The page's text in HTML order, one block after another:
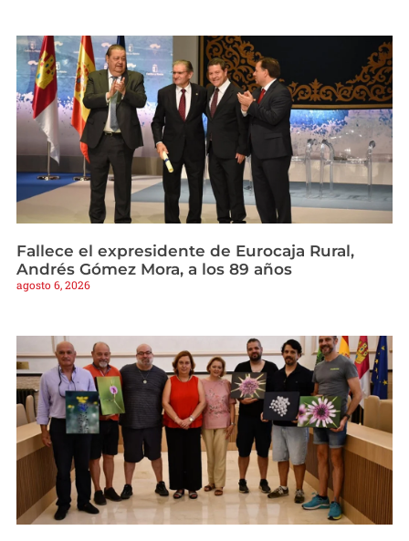
Fallece el expresidente de Eurocaja Rural,
Andrés Gómez Mora, a los 89 años
agosto 6, 2026